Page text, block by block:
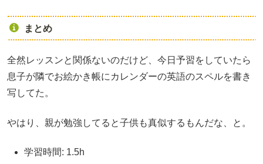
まとめ
全然レッスンと関係ないのだけど、今日予習をしていたら
息子が隣でお絵かき帳にカレンダーの英語のスペルを書き
写してた。
やはり、親が勉強してると子供も真似するもんだな、と。
学習時間: 1.5h